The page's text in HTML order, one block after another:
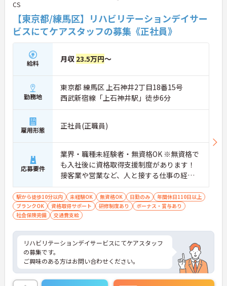
CS
【東京都/練馬区】リハビリテーションデイサー
ビスにてケアスタッフの募集《正社員》
給料 月収 23.5万円～
勤務地
東京都 練馬区 上石神井2丁目18番15号
西武新宿線「上石神井駅」徒歩6分
雇用形態 正社員(正職員)
応募要件
業界・職種未経験者・無資格OK ※無資格で
も入社後に資格取得支援制度があります！
接客業や営業など、人と接する仕事の経験
がある方は大歓迎です！ ☆運転免許必須 実
務者研修修了、介護福祉士など介護系の資
格をお持ちの方大歓迎です！ ※保有資格に
よって手当がUP
駅から徒歩10分以内 未経験OK 無資格OK 日勤のみ
年間休日110日以上
ブランクOK
資格取得サポート 研修制度あり
ボーナス・賞与あり
社会保険完備
交通費支給
リハビリテーションデイサービスにてケアスタッフ
の募集です。
ご興味のある方はお問い合わせください。